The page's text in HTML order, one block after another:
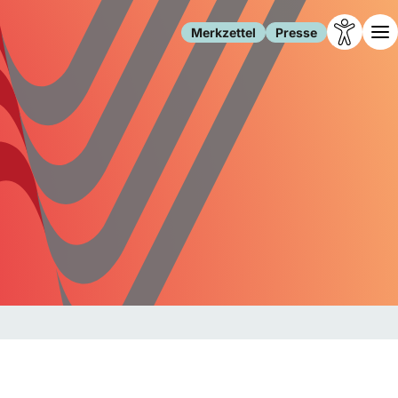
Merkzettel Presse
Leben
Familie
Freizeit
Gesundheit
Internet
Gesellschaft
Forschung
Migration
Polizei